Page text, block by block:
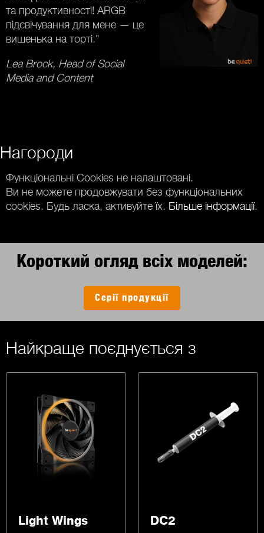
та продуктивності! ARGB
підсвічування для мене — це
вишенька на торті."
Lea Brock, Head of Social
Media and Content
Нагороди
Функціональні Cookies не налаштовані.
Ви не можете продовжувати без функціональних
cookies. Будь ласка, активуйте їх. Більше інформації.
Короткий огляд всіх моделей:
Серії продукції
Найкраще поєднується з
Light Wings DC2